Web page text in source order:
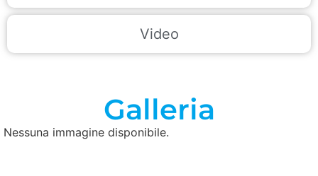
Video
Galleria
Nessuna immagine disponibile.